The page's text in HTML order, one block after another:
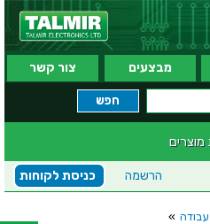
מבצעים צור קשר
מוצרים
כניסת לקוחות הרשמה
עבודה »